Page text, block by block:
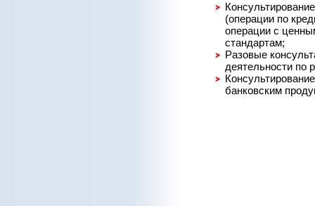
(операции по
операции с
стандартам;
Разовые
деятельности по
банковским